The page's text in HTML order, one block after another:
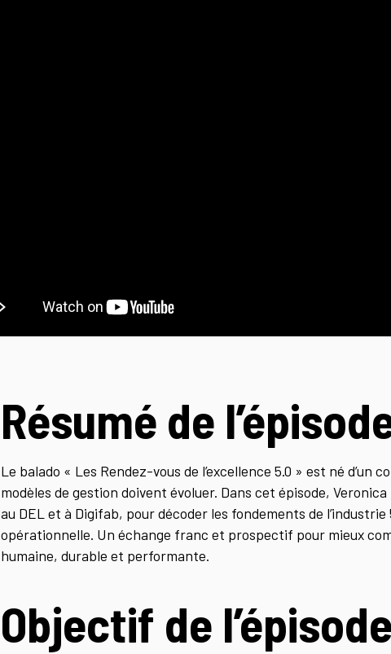
Résumé de
Le balado « Les Rendez-vous de l’excellence 5.0 » est né
modèles de gestion doivent évoluer. Dans cet épisode,
au DEL et à Digifab, pour décoder les fondements de
opérationnelle. Un échange franc et prospectif pour mieux
humaine, durable et performante.
Objectif de l’épisode